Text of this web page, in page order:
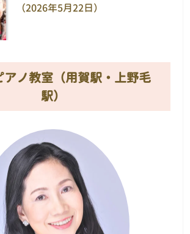
（2026年5月22日）
アノ教室（用賀駅・上野毛
駅）